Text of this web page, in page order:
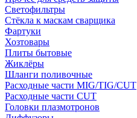
Светофильтры
Стёкла к маскам сварщика
Фартуки
Хозтовары
Плиты бытовые
Жиклёры
Шланги поливочные
Расходные части MIG/TIG/CUT
Расходные части CUT
Головки плазмотронов